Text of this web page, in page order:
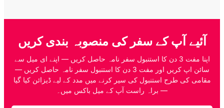
آئیے آپ کے سفر کی منصوبہ بندی کریں
اپنا مفت 3 دن کا استنبول سفر نامہ حاصل کریں — اپنے ای میل سے
سائن اپ کریں اور مفت 3 دن کا استنبول سفر نامہ حاصل کریں —
مقامی کی طرح استنبول کی سیر کرنے میں مدد کے لیے ڈیزائن کیا گیا
— براہ راست آپ کے میل باکس میں۔